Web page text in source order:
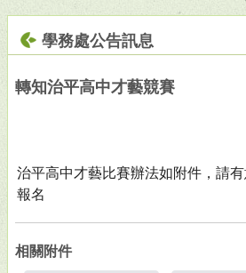
學務處公告訊息
轉知治平高中才藝競賽
治平高中才藝比賽辦法如附件，請
報名
相關附件